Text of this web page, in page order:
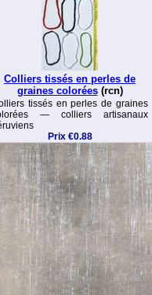
Colliers tissés en perles de
graines colorées(rcn)
tissés en perles de graines
— colliers artisanaux
Prix €0.88